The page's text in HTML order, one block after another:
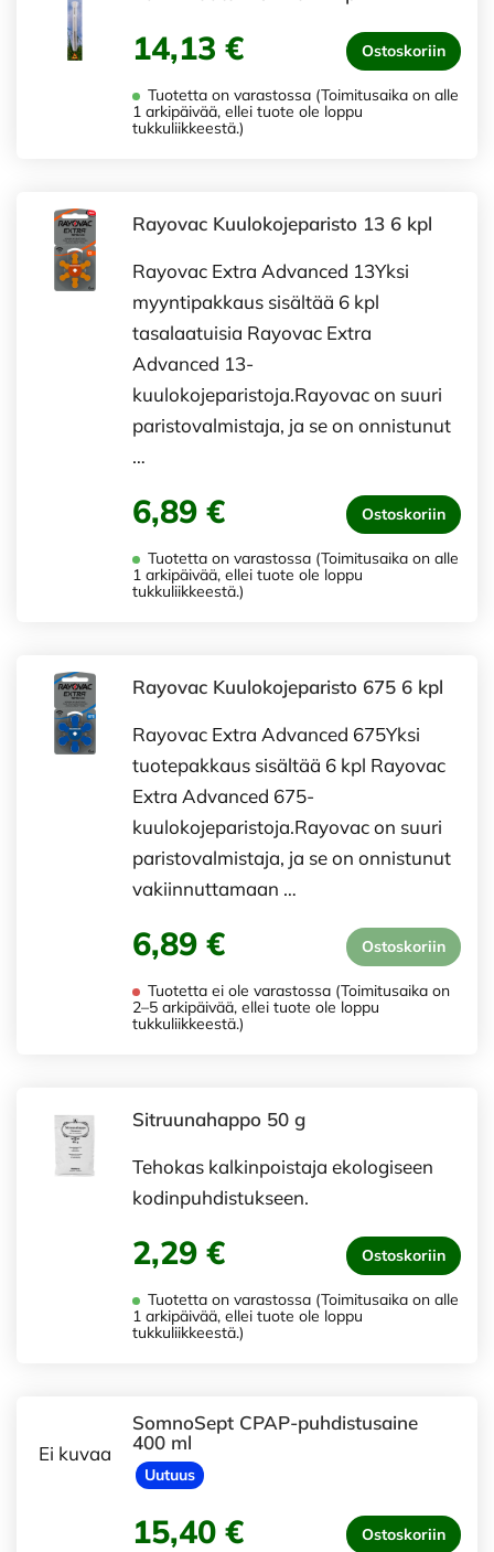
14,13 € Ostoskoriin
Tuotetta on varastossa (Toimitusaika on alle
1 arkipäivää, ellei tuote ole loppu
tukkuliikkeestä.)
Rayovac Kuulokojeparisto 13 6 kpl
Rayovac Extra Advanced 13Yksi
myyntipakkaus sisältää 6 kpl
tasalaatuisia Rayovac Extra
Advanced 13-
kuulokojeparistoja.Rayovac on suuri
paristovalmistaja, ja se on onnistunut
…
6,89 € Ostoskoriin
Tuotetta on varastossa (Toimitusaika on alle
1 arkipäivää, ellei tuote ole loppu
tukkuliikkeestä.)
Rayovac Kuulokojeparisto 675 6 kpl
Rayovac Extra Advanced 675Yksi
tuotepakkaus sisältää 6 kpl Rayovac
Extra Advanced 675-
kuulokojeparistoja.Rayovac on suuri
paristovalmistaja, ja se on onnistunut
vakiinnuttamaan …
6,89 € Ostoskoriin
Tuotetta ei ole varastossa (Toimitusaika on
2–5 arkipäivää, ellei tuote ole loppu
tukkuliikkeestä.)
Sitruunahappo 50 g
Tehokas kalkinpoistaja ekologiseen
kodinpuhdistukseen.
2,29 € Ostoskoriin
Tuotetta on varastossa (Toimitusaika on alle
1 arkipäivää, ellei tuote ole loppu
tukkuliikkeestä.)
Ei kuvaa
SomnoSept CPAP-puhdistusaine
400 ml
Uutuus
15,40 € Ostoskoriin